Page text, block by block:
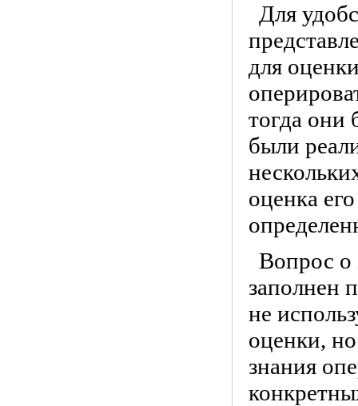
Для
для
тогда они
были
оценка
Вопрос о
заполнен
не
оценки,
знания